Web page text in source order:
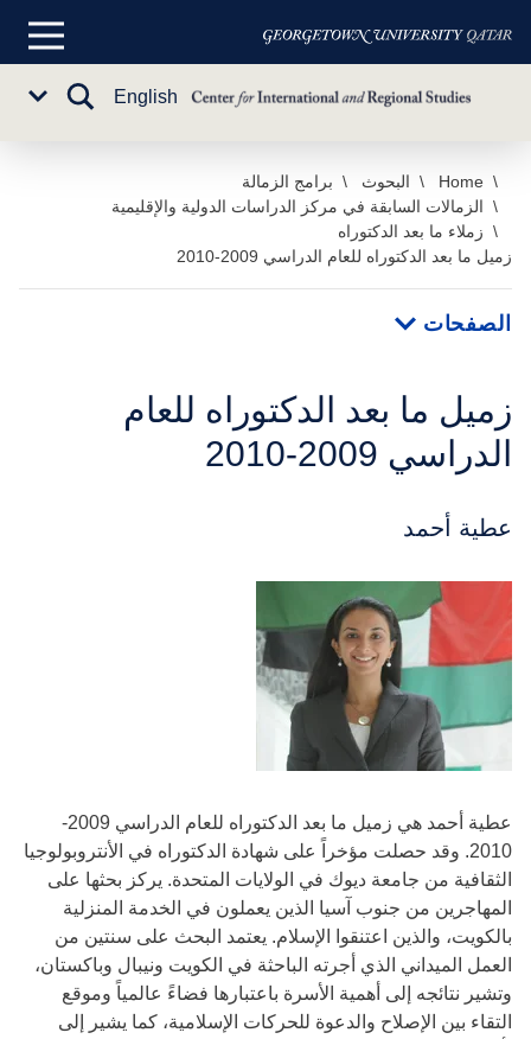
تخطي
المحتوى
الرئيسي
القائمة
English
تبديل
Home البحوث
برامج الزمالة
الزمالات السابقة في مركز الدراسات الدولية والإقليمية
زملاء ما بعد الدكتوراه
زميل ما بعد الدكتوراه للعام الدراسي 2009-2010
الصفحات
زميل ما بعد الدكتوراه للعام
الدراسي 2009-2010
عطية أحمد
عطية أحمد هي زميل ما بعد الدكتوراه للعام الدراسي 2009-
2010. وقد حصلت مؤخراً على شهادة الدكتوراه في الأنتروبولوجيا
الثقافية من جامعة ديوك في الولايات المتحدة. يركز بحثها على
المهاجرين من جنوب آسيا الذين يعملون في الخدمة المنزلية
بالكويت، والذين اعتنقوا الإسلام. يعتمد البحث على سنتين من
العمل الميداني الذي أجرته الباحثة في الكويت ونيبال وباكستان،
وتشير نتائجه إلى أهمية الأسرة باعتبارها فضاءً عالمياً وموقع
التقاء بين الإصلاح والدعوة للحركات الإسلامية، كما يشير إلى